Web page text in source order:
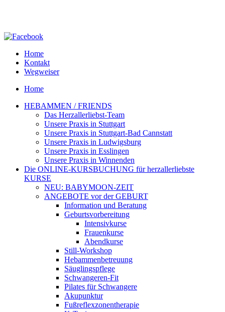
Home
Kontakt
Wegweiser
Home
HEBAMMEN / FRIENDS
Das Herzallerliebst-Team
Unsere Praxis in Stuttgart
Unsere Praxis in Stuttgart-Bad Cannstatt
Unsere Praxis in Ludwigsburg
Unsere Praxis in Esslingen
Unsere Praxis in Winnenden
Die ONLINE-KURSBUCHUNG für herzallerliebste
KURSE
NEU: BABYMOON-ZEIT
ANGEBOTE vor der GEBURT
Information und Beratung
Geburtsvorbereitung
Intensivkurse
Frauenkurse
Abendkurse
Still-Workshop
Hebammenbetreuung
Säuglingspflege
Schwangeren-Fit
Pilates für Schwangere
Akupunktur
Fußreflexzonentherapie